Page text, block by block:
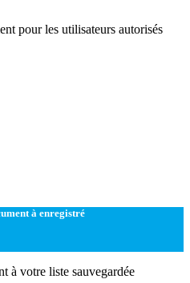
pour les utilisateurs autorisés
à enregistré
à votre liste sauvegardée